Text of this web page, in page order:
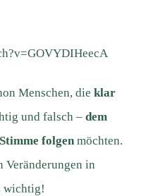
Menschen, die klar
und falsch – dem
folgen möchten.
Veränderungen in
wichtig!